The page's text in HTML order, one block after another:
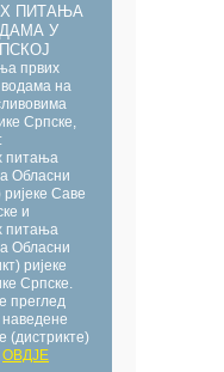
ПИТАЊА
У
првих
на
Српске,
питања
Обласни
ријеке Саве
и
питања
Обласни
ријеке
Српске.
преглед
(дистрикте)
ОВДЈЕ